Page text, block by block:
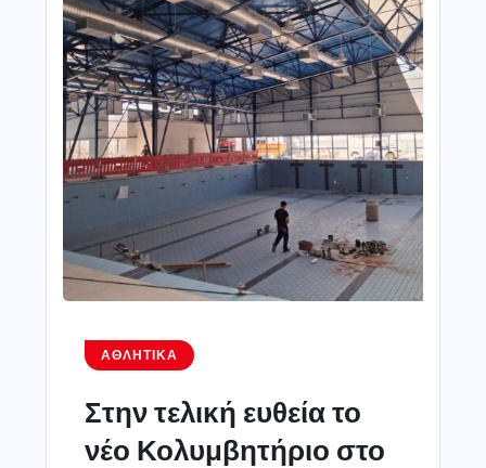
ΑΘΛΗΤΙΚΆ
Στην τελική ευθεία το
νέο Κολυμβητήριο στο